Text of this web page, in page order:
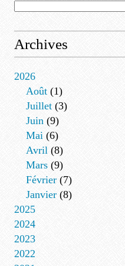
Archives
2026
Août (1)
Juillet (3)
Juin (9)
Mai (6)
Avril (8)
Mars (9)
Février (7)
Janvier (8)
2025
2024
2023
2022